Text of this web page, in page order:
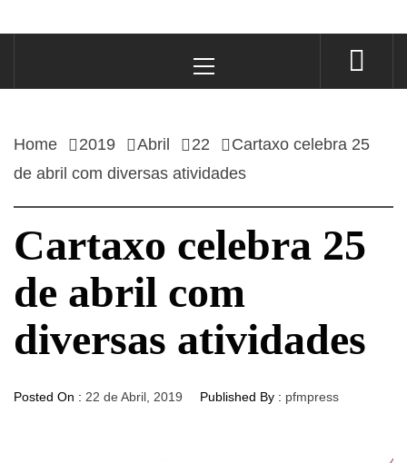
Menu
Home 2019 Abril 22
Cartaxo celebra 25
de abril com diversas atividades
Cartaxo celebra 25
de abril com
diversas atividades
Posted On : 22 de Abril, 2019 Published By : pfmpress